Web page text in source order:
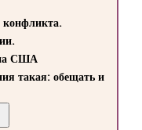
конфликта.
США
такая: обещать и